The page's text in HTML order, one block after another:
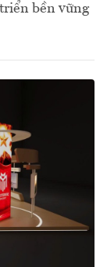
bền vững